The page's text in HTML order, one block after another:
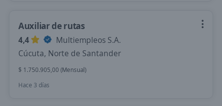
Auxiliar de rutas
4,4
Multiempleos S.A.
Cúcuta, Norte de Santander
$ 1.750.905,00 (Mensual)
Hace 3 días